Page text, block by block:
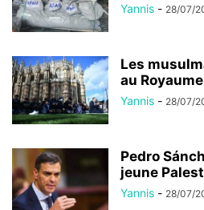
Yannis - 28/07/
Les
au
Yannis - 28/07/
Pedro
jeune
Yannis - 28/07/